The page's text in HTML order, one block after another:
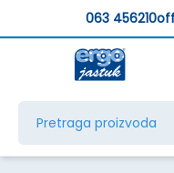
063 456210